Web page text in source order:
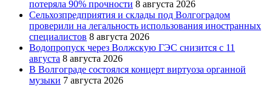
потеряла 90% прочности 8 августа 2026
Сельхозпредприятия и склады под Волгоградом
проверили на легальность использования иностранных
специалистов 8 августа 2026
Водопропуск через Волжскую ГЭС снизится с 11
августа 8 августа 2026
В Волгограде состоялся концерт виртуоза органной
музыки 7 августа 2026